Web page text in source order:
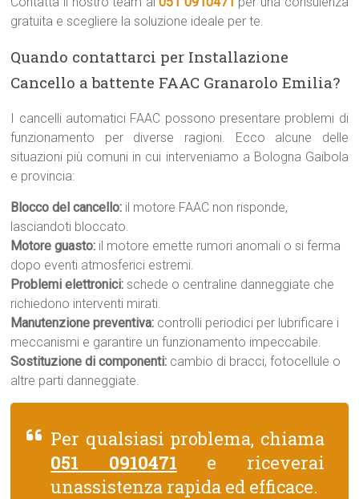
gratuita e scegliere la soluzione ideale per te.
Quando contattarci per Installazione
Cancello a battente FAAC Granarolo Emilia?
I cancelli automatici FAAC possono presentare problemi di
funzionamento per diverse ragioni. Ecco alcune delle
situazioni più comuni in cui interveniamo a Bologna Gaibola
e provincia:
Blocco del cancello: il motore FAAC non risponde,
lasciandoti bloccato.
Motore guasto: il motore emette rumori anomali o si ferma
dopo eventi atmosferici estremi.
Problemi elettronici: schede o centraline danneggiate che
richiedono interventi mirati.
Manutenzione preventiva: controlli periodici per lubrificare i
meccanismi e garantire un funzionamento impeccabile.
Sostituzione di componenti: cambio di bracci, fotocellule o
altre parti danneggiate.
Per qualsiasi problema, chiama
051 0910471 e riceverai
unassistenza rapida ed efficace.